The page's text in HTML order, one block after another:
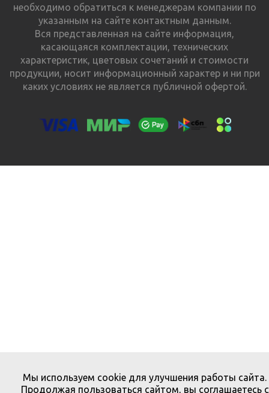
необходимо обратиться к менеджерам компании по
указанным на сайте контактным данным.
Вся представленная на сайте информация,
касающаяся комплектации, технических
характеристик, цветовых сочетаний и стоимости
продукции, носит информационный характер и ни при
каких условиях не является публичной офертой.
Мы используем cookie для улучшения работы сайта.
Продолжая пользоваться сайтом, вы соглашаетесь с